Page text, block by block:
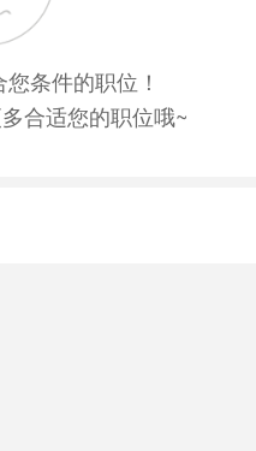
条件的职位！
合适您的职位哦~